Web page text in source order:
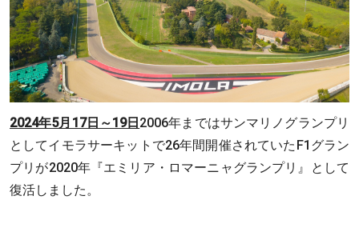
2024年5月17日～19日2006年まではサンマリノグランプリ
としてイモラサーキットで26年間開催されていたF1グラン
プリが2020年『エミリア・ロマーニャグランプリ』として
復活しました。